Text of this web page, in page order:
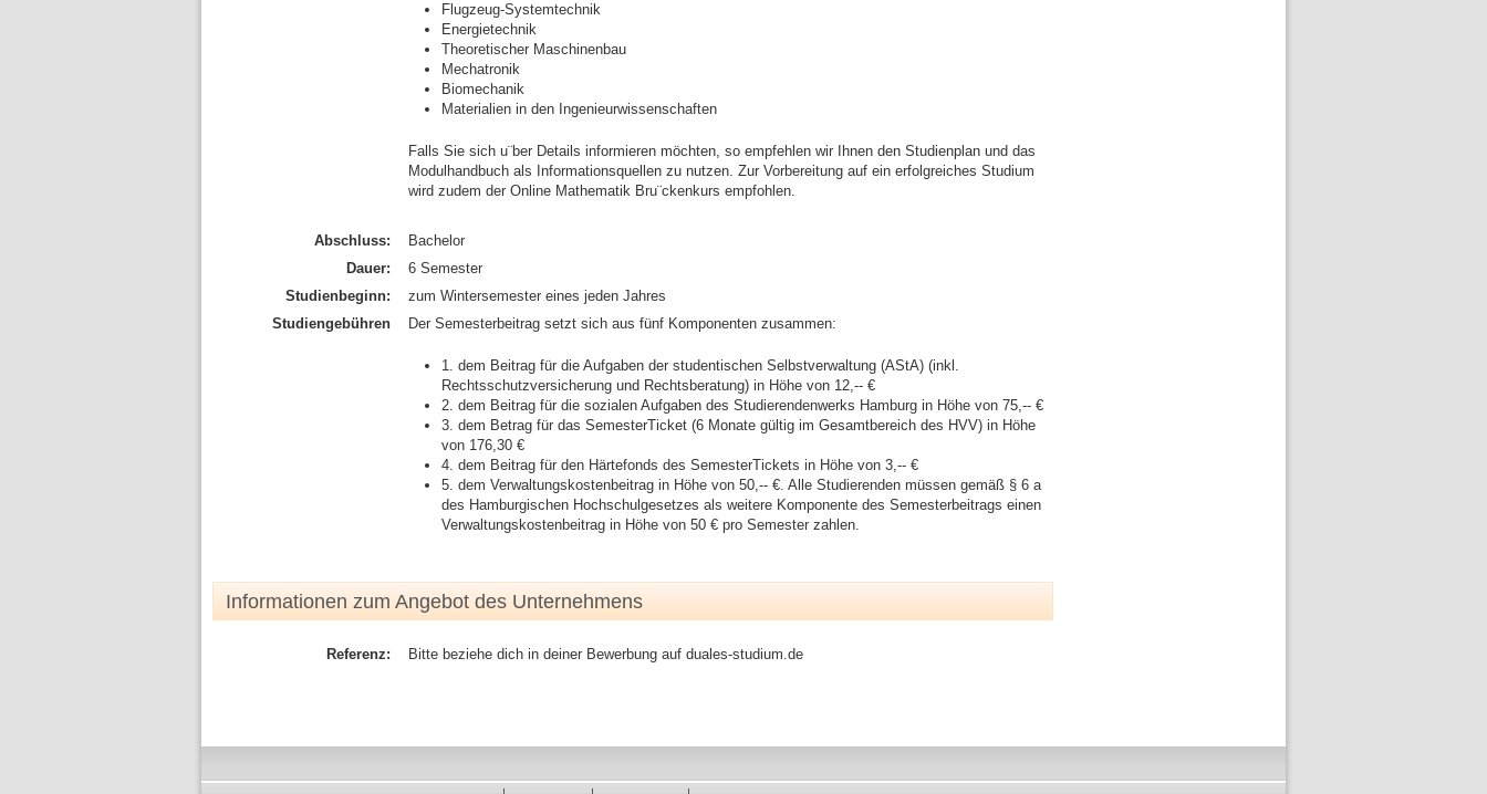
Flugzeug-Systemtechnik
Energietechnik
Theoretischer Maschinenbau
Mechatronik
Biomechanik
Materialien in den Ingenieurwissenschaften
Falls Sie sich u¨ber Details informieren möchten, so empfehlen wir Ihnen den Studienplan und das
Modulhandbuch als Informationsquellen zu nutzen. Zur Vorbereitung auf ein erfolgreiches Studium
wird zudem der Online Mathematik Bru¨ckenkurs empfohlen.
Abschluss:
Bachelor
Dauer:
6 Semester
Studienbeginn:
zum Wintersemester eines jeden Jahres
Studiengebühren
Der Semesterbeitrag setzt sich aus fünf Komponenten zusammen:
1. dem Beitrag für die Aufgaben der studentischen Selbstverwaltung (AStA) (inkl.
Rechtsschutzversicherung und Rechtsberatung) in Höhe von 12,-- €
2. dem Beitrag für die sozialen Aufgaben des Studierendenwerks Hamburg in Höhe von 75,-- €
3. dem Betrag für das SemesterTicket (6 Monate gültig im Gesamtbereich des HVV) in Höhe
von 176,30 €
4. dem Beitrag für den Härtefonds des SemesterTickets in Höhe von 3,-- €
5. dem Verwaltungskostenbeitrag in Höhe von 50,-- €. Alle Studierenden müssen gemäß § 6 a
des Hamburgischen Hochschulgesetzes als weitere Komponente des Semesterbeitrags einen
Verwaltungskostenbeitrag in Höhe von 50 € pro Semester zahlen.
Informationen zum Angebot des Unternehmens
Referenz: Bitte beziehe dich in deiner Bewerbung auf duales-studium.de